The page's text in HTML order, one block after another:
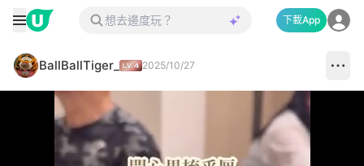
下載App
BallBallTiger_ 2025/10/27